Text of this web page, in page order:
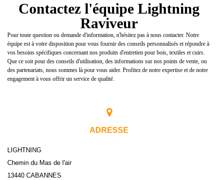
Contactez l'équipe Lightning
Raviveur
Pour toute question ou demande d'information, n'hésitez pas à nous contacter. Notre
équipe est à votre disposition pour vous fournir des conseils personnalisés et répondre à
vos besoins spécifiques concernant nos produits d'entretien pour bois, textiles et cuirs.
Que ce soit pour des conseils d'utilisation, des informations sur nos points de vente, ou
des partenariats, nous sommes là pour vous aider. Profitez de notre expertise et de notre
engagement à vous offrir un service de qualité.
ADRESSE
LIGHTNING
Chemin du Mas de l'air
13440 CABANNES